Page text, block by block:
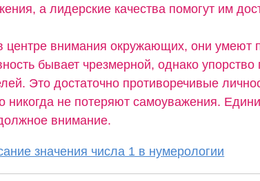
а лидерские качества помогут им
центре внимания окружающих, они умеют
бывает чрезмерной, однако упорство
Это достаточно противоречивые
никогда не потеряют самоуважения.
внимание.
значения числа 1 в нумерологии